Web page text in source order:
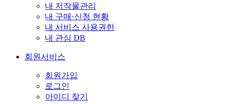
내 저작물관리
내 구매·신청 현황
내 서비스 사용권한
내 관심 DB
회원서비스
회원가입
로그인
아이디 찾기